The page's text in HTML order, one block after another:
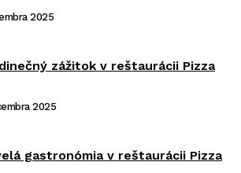
2025
zážitok v reštaurácii Pizza
2025
gastronómia v reštaurácii Pizza